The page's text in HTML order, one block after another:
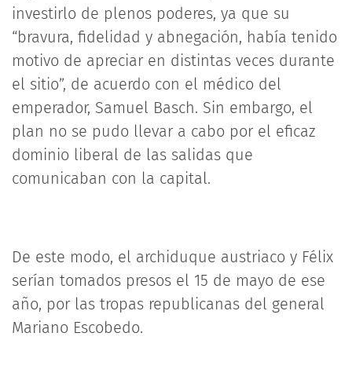
investirlo de plenos poderes, ya que su
“bravura, fidelidad y abnegación, había tenido
motivo de apreciar en distintas veces durante
el sitio”, de acuerdo con el médico del
emperador, Samuel Basch. Sin embargo, el
plan no se pudo llevar a cabo por el eficaz
dominio liberal de las salidas que
comunicaban con la capital.
De este modo, el archiduque austriaco y Félix
serían tomados presos el 15 de mayo de ese
año, por las tropas republicanas del general
Mariano Escobedo.